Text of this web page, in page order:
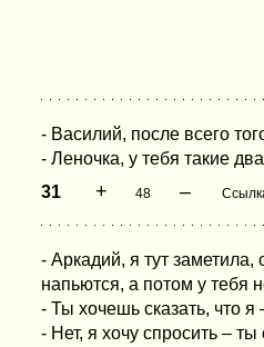
- Василий, после всего
- Леночка, у тебя такие
31
+ 48 –
- Аркадий, я тут
напьются, а потом у тебя
- Ты хочешь сказать, что я
- Нет, я хочу спросить –